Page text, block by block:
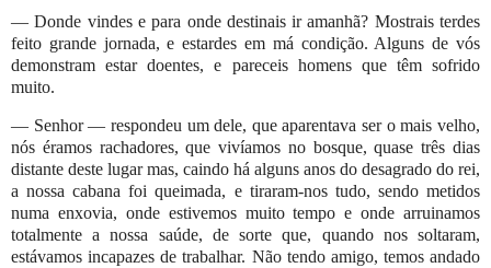
— Donde vindes e para onde destinais ir amanhã? Mostrais terdes
feito grande jornada, e estardes em má condição. Alguns de vós
demonstram estar doentes, e pareceis homens que têm sofrido
muito.
— Senhor — respondeu um dele, que aparentava ser o mais velho,
nós éramos rachadores, que vivíamos no bosque, quase três dias
distante deste lugar mas, caindo há alguns anos do desagrado do rei,
a nossa cabana foi queimada, e tiraram-nos tudo, sendo metidos
numa enxovia, onde estivemos muito tempo e onde arruinamos
totalmente a nossa saúde, de sorte que, quando nos soltaram,
estávamos incapazes de trabalhar. Não tendo amigo, temos andado